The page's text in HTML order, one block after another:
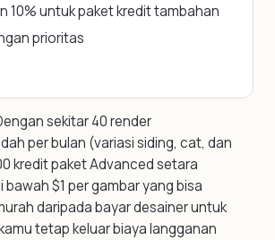
10% untuk paket kredit tambahan
prioritas
sekitar 40 render
per bulan (variasi siding, cat, dan
kredit paket Advanced setara
bawah $1 per gambar yang bisa
daripada bayar desainer untuk
tetap keluar biaya langganan